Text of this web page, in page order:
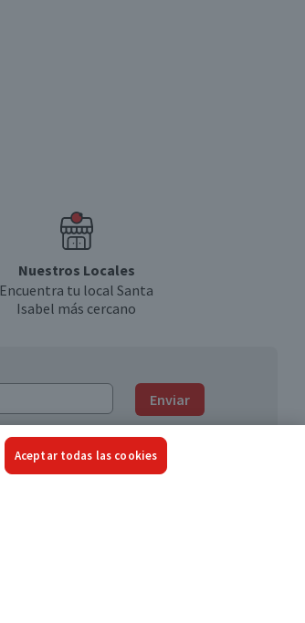
Nuestros Locales
Encuentra tu local Santa
Isabel más cercano
Enviar
Aceptar todas las cookies